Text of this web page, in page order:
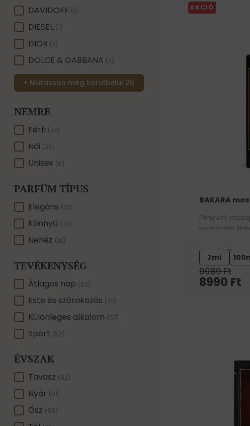
DAVIDOFF (1)
DIESEL (1)
DIOR (7)
DOLCE & GABBANA (2)
+ Mutasson még körülbelül 26
NEMRE
NEMRE
Férfi (47)
Női (36)
Unisex (8)
PARFÜM TÍPUS
PARFÜM TÍPUS
Elegáns (61)
Könnyű (32)
Nehéz (14)
TEVÉKENYSÉG
TEVÉKENYSÉG
Átlagos nap (82)
Este és szórakozás (74)
Különleges alkalom (57)
Sport (52)
ÉVSZAK
ÉVSZAK
Tavasz (82)
Nyár (81)
Ősz (86)
AKCIÓ
BAKARA
Fényűző
borostyán
7ml
9989Ft
8990 Ft